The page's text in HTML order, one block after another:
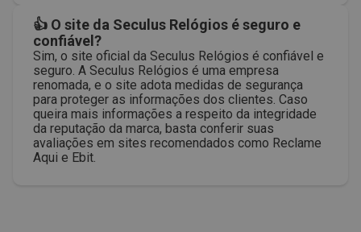
👍 O site da Seculus Relógios é seguro e
confiável?
Sim, o site oficial da Seculus Relógios é confiável e
seguro. A Seculus Relógios é uma empresa
renomada, e o site adota medidas de segurança
para proteger as informações dos clientes. Caso
queira mais informações a respeito da integridade
da reputação da marca, basta conferir suas
avaliações em sites recomendados como Reclame
Aqui e Ebit.